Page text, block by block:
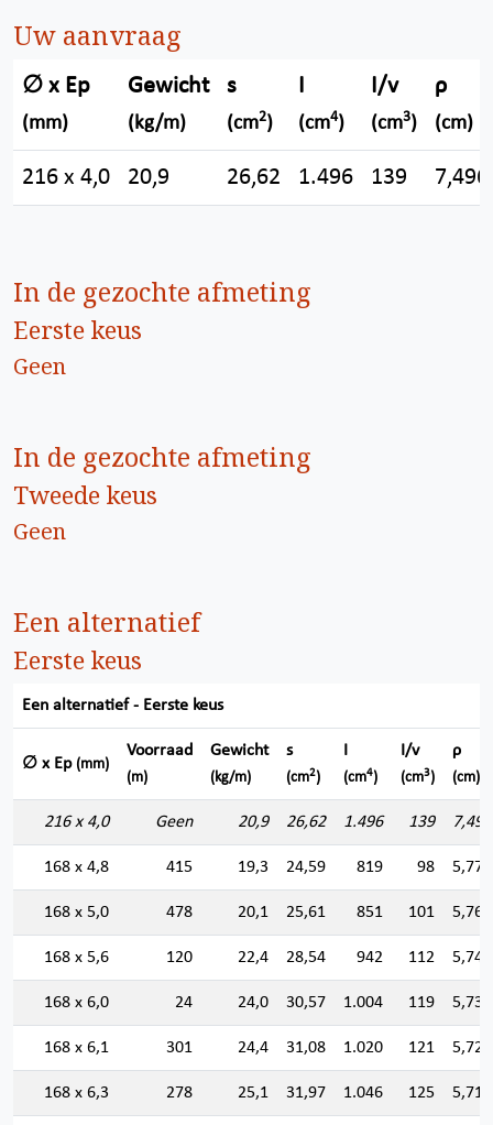
Uw aanvraag
∅ x Ep
(mm)
Gewicht
(kg/m)
s
(cm2)
I
(cm4)
I/v
(cm3)
ρ
(cm)
216 x 4,0 20,9 26,62 1.496 139 7,496
In de gezochte afmeting
Eerste keus
Geen
In de gezochte afmeting
Tweede keus
Geen
Een alternatief
Eerste keus
Een alternatief - Eerste keus
∅ x Ep (mm)
Voorraad
(m)
Gewicht
(kg/m)
s
(cm2)
I
(cm4)
I/v
(cm3)
ρ
(cm)
216 x 4,0 Geen 20,9 26,62 1.496 139 7,496
168 x 4,8 415 19,3 24,59 819 98 5,771
168 x 5,0 478 20,1 25,61 851 101 5,764
168 x 5,6 120 22,4 28,54 942 112 5,745
168 x 6,0 24 24,0 30,57 1.004 119 5,730
168 x 6,1 301 24,4 31,08 1.020 121 5,728
168 x 6,3 278 25,1 31,97 1.046 125 5,719